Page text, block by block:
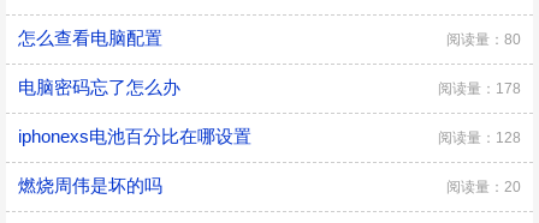
怎么查看电脑配置 阅读量：80
电脑密码忘了怎么办 阅读量：178
iphonexs电池百分比在哪设置 阅读量：128
燃烧周伟是坏的吗 阅读量：20